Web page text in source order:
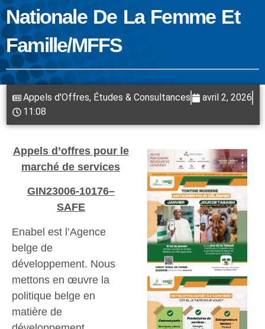
Nationale De La Femme Et
Famille/MFFS
Appels d'Offres, Études & Consultances
avril 2, 2026
11:08
Appels d’offres pour le
marché de services
GIN23006-10176–
SAFE
Enabel est l’Agence
belge de
développement. Nous
mettons en œuvre la
politique belge en
matière de